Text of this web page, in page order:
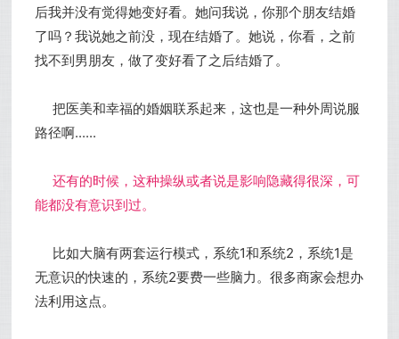
后我并没有觉得她变好看。她问我说，你那个朋友结婚
了吗？我说她之前没，现在结婚了。她说，你看，之前
找不到男朋友，做了变好看了之后结婚了。
把医美和幸福的婚姻联系起来，这也是一种外周说服
路径啊......
还有的时候，这种操纵或者说是影响隐藏得很深，可
能都没有意识到过。
比如大脑有两套运行模式，系统1和系统2，系统1是
无意识的快速的，系统2要费一些脑力。很多商家会想办
法利用这点。